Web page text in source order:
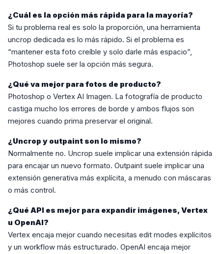
¿Cuál es la opción más rápida para la mayoría?
Si tu problema real es solo la proporción, una herramienta
uncrop dedicada es lo más rápido. Si el problema es
“mantener esta foto creíble y solo darle más espacio”,
Photoshop suele ser la opción más segura.
¿Qué va mejor para fotos de producto?
Photoshop o Vertex AI Imagen. La fotografía de producto
castiga mucho los errores de borde y ambos flujos son
mejores cuando prima preservar el original.
¿Uncrop y outpaint son lo mismo?
Normalmente no. Uncrop suele implicar una extensión rápida
para encajar un nuevo formato. Outpaint suele implicar una
extensión generativa más explícita, a menudo con máscaras
o más control.
¿Qué API es mejor para expandir imágenes, Vertex
u OpenAI?
Vertex encaja mejor cuando necesitas edit modes explícitos
y un workflow más estructurado. OpenAI encaja mejor